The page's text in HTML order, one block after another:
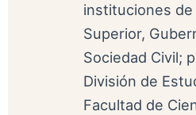
instituciones de
Superior,
Sociedad Civil;
División de
Facultad de